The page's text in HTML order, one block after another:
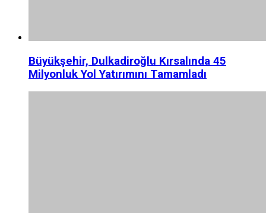
Büyükşehir, Dulkadiroğlu Kırsalında 45
Milyonluk Yol Yatırımını Tamamladı